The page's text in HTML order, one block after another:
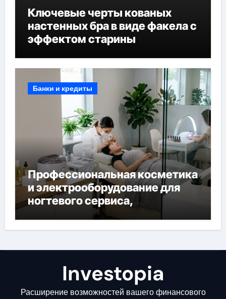
Ключевые черты кованых
настенных бра в виде факела с
эффектом старины
Банки и кредиты
Профессиональная косметика
и электрооборудование для
ногтевого сервиса,
наращивания ресниц и
депиляции
Investopia
Расширение возможностей вашего финансового